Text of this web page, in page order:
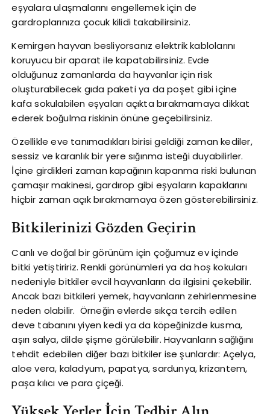
eşyalara ulaşmalarını engellemek için de
gardroplarınıza çocuk kilidi takabilirsiniz.
Kemirgen hayvan besliyorsanız elektrik kablolarını
koruyucu bir aparat ile kapatabilirsiniz. Evde
olduğunuz zamanlarda da hayvanlar için risk
oluşturabilecek gıda paketi ya da poşet gibi içine
kafa sokulabilen eşyaları açıkta bırakmamaya dikkat
ederek boğulma riskinin önüne geçebilirsiniz.
Özellikle eve tanımadıkları birisi geldiği zaman kediler,
sessiz ve karanlık bir yere sığınma isteği duyabilirler.
İçine girdikleri zaman kapağının kapanma riski bulunan
çamaşır makinesi, gardırop gibi eşyaların kapaklarını
hiçbir zaman açık bırakmamaya özen gösterebilirsiniz.
Bitkilerinizi Gözden Geçirin
Canlı ve doğal bir görünüm için çoğumuz ev içinde
bitki yetiştiririz. Renkli görünümleri ya da hoş kokuları
nedeniyle bitkiler evcil hayvanların da ilgisini çekebilir.
Ancak bazı bitkileri yemek, hayvanların zehirlenmesine
neden olabilir. Örneğin evlerde sıkça tercih edilen
deve tabanını yiyen kedi ya da köpeğinizde kusma,
aşırı salya, dilde şişme görülebilir. Hayvanların sağlığını
tehdit edebilen diğer bazı bitkiler ise şunlardır: Açelya,
aloe vera, kaladyum, papatya, sardunya, krizantem,
paşa kılıcı ve para çiçeği.